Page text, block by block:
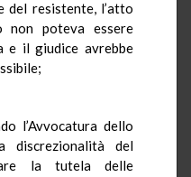
del resistente, l’atto
non poteva essere
e il giudice avrebbe
l’Avvocatura dello
discrezionalità del
la tutela delle